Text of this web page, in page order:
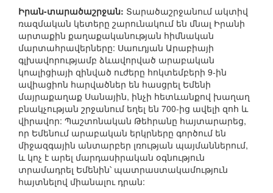
Իրան-տարածաշրջան: Տարածաշրջանում ակտիվ
ռազմական կետերը շարունակում են մնալ Իրանի
արտաքին քաղաքականության հիմնական
մարտահրավերները: Սաուդյան Արաբիայի
գլխավորությամբ ձևավորված արաբական
կոալիցիայի զինված ուժերը հոկտեմբերի 9-ին
ավիացիոն հարվածներ են հասցրել Եմենի
մայրաքաղաք Սանային, ինչի հետևանքով խաղաղ
բնակչության շրջանում եղել են 700-ից ավելի զոհ և
վիրավոր: Պաշտոնական Թեհրանը հայտարարեց,
որ Եմենում արաբական երկրները գործում են
միջազգային անտարբեր լռության պայմաններում,
և կոչ է արել մարդասիրական օգնություն
տրամադրել Եմենին՝ պատրաստակամություն
հայտնելով միանալու դրան: